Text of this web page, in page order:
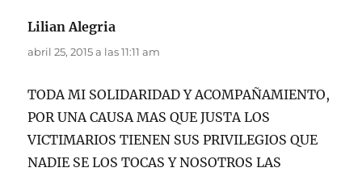
Lilian Alegria
abril 25, 2015 a las 11:11 am
TODA MI SOLIDARIDAD Y ACOMPAÑAMIENTO,
POR UNA CAUSA MAS QUE JUSTA LOS
VICTIMARIOS TIENEN SUS PRIVILEGIOS QUE
NADIE SE LOS TOCAS Y NOSOTROS LAS